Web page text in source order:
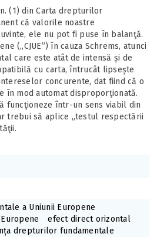
(1) din Carta drepturilor
că valorile noastre
ele nu pot fi puse în balanţă.
(„CJUE”) în cauza Schrems, atunci
care este atât de intensă și de
cu carta, întrucât lipsește
concurente, dat fiind că o
în mod automat disproporţionată.
funcţioneze într-un sens viabil din
trebui să aplice „testul respectării
a Uniunii Europene
efect direct orizontal
drepturilor fundamentale